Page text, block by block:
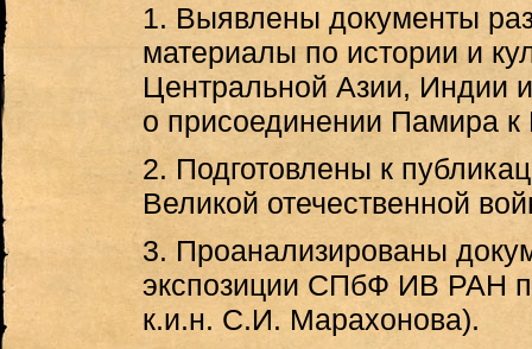
1. Выявлены документы
материалы по истории и
Центральной Азии,
о присоединении Памира
2. Подготовлены к
Великой отечественной
3. Проанализированы
экспозиции СПбФ ИВ РАН
к.и.н. С.И. Марахонова).